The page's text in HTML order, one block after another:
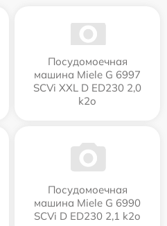
Посудомоечная
машина Miele G 6997
SCVi XXL D ED230 2,0
k2o
Посудомоечная
машина Miele G 6990
SCVi D ED230 2,1 k2o